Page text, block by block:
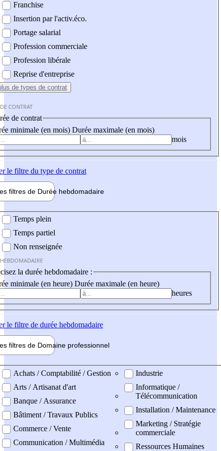
Franchise
Insertion par l'activ.éco.
Portage salarial
Profession commerciale
Profession libérale
Reprise d'entreprise
de types de contrat
CONTRAT
de contrat
minimale (en mois) Durée maximale (en mois)
mois
le filtre du type de contrat
filtres de Durée hebdomadaire
Temps plein
Temps partiel
Non renseignée
la durée hebdomadaire :
minimale (en heure) Durée maximale (en heure)
heures
le filtre de durée hebdomadaire
filtres de Domaine professionnel
professionel
Achats / Comptabilité / Gestion
Arts / Artisanat d'art
Banque / Assurance
Bâtiment / Travaux Publics
Commerce / Vente
Communication / Multimédia
Industrie
Informatique /
Télécommunication
Installation / Maintenance
Marketing / Stratégie
commerciale
Ressources Humaines